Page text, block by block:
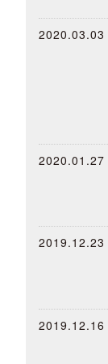
2020.03.03
2020.01.27
2019.12.23
2019.12.16